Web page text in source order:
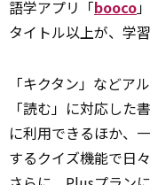
語学アプリ「booco
タイトル以上が、学
「キクタン」などア
「読む」に対応した
に利用できるほか、
するクイズ機能で日